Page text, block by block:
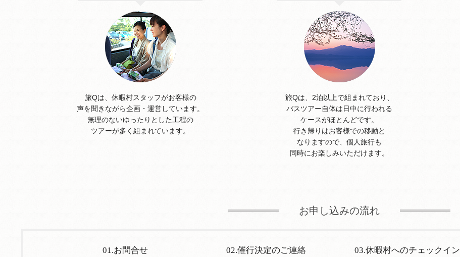
旅Qは、休暇村スタッフがお客様の
声を聞きながら企画・運営しています。
無理のないゆったりとした工程の
ツアーが多く組まれています。
旅Qは、2泊以上で組まれており、
バスツアー自体は日中に行われる
ケースがほとんどです。
行き帰りはお客様での移動と
なりますので、個人旅行も
同時にお楽しみいただけます。
お申し込みの流れ
01.お問合せ 02.催行決定のご連絡 03.休暇村へのチェックイン